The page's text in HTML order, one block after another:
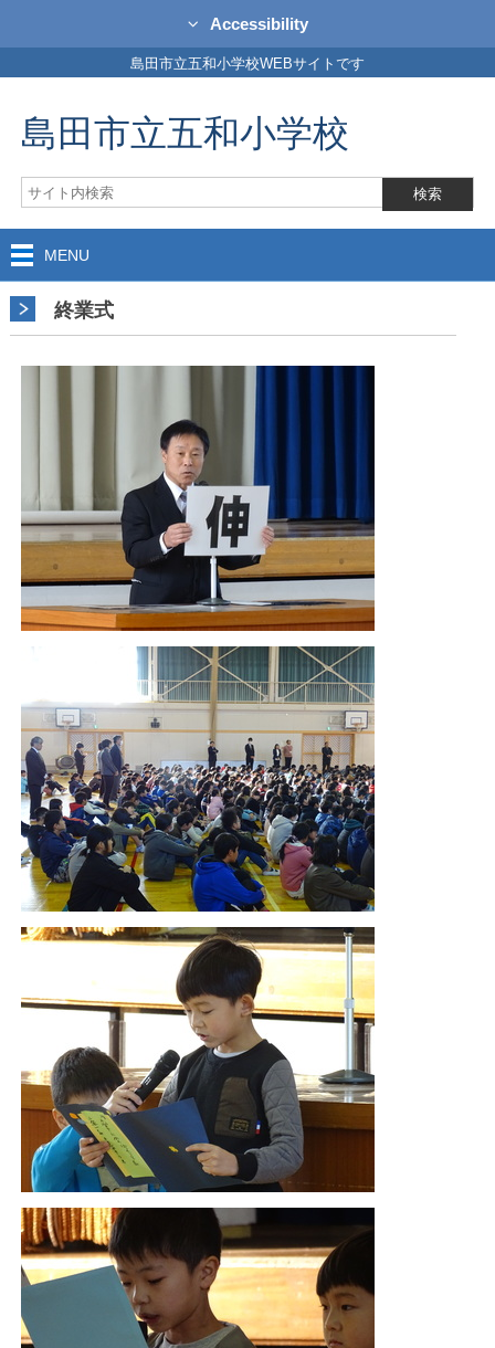
Accessibility
島田市立五和小学校WEBサイトです
島田市立五和小学校
MENU
終業式